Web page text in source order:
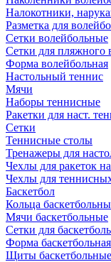
Налокотники,
Разметка для
Сетки волейбольные
Сетки для пляжного
Форма волейбольная
Настольный теннис
Мячи
Наборы теннисные
Ракетки для наст.
Сетки
Теннисные столы
Тренажеры для
Чехлы для ракеток
Чехлы для
Баскетбол
Кольца
Мячи баскетбольные
Сетки для
Форма баскетбольная
Щиты баскетбольные